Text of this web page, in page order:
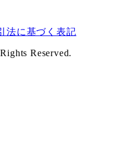
法に基づく表記
Reserved.